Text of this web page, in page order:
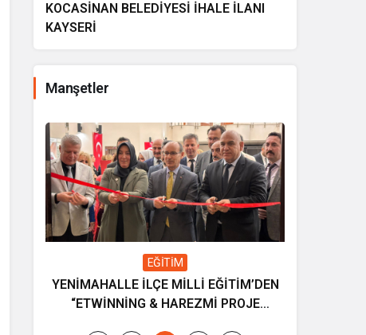
KOCASİNAN BELEDİYESİ İHALE İLANI
KAYSERİ
Manşetler
EĞİTİM
YENİMAHALLE İLÇE MİLLİ EĞİTİM’DEN
“ETWİNNİNG & HAREZMİ PROJE